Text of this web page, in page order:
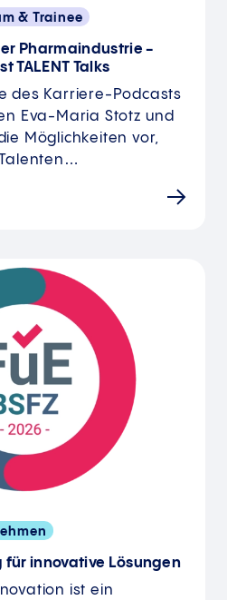
& Trainee
Pharmaindustrie -
TALENT Talks
des Karriere-Podcasts
Eva-Maria Stotz und
Möglichkeiten vor,
für innovative Lösungen
ist ein